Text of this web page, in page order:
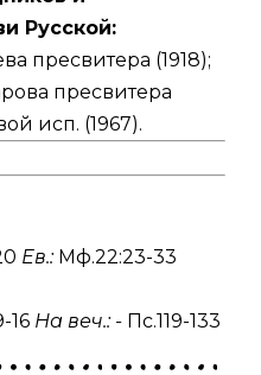
Русской:
пресвитера (1918);
пресвитера
исп. (1967).
Ев.: Мф.22:23-33
16 На веч.: - Пс.119-133